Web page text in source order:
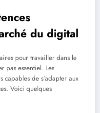
du digital
pour travailler dans le
pas essentiel. Les
capables de s’adapter aux
Voici quelques